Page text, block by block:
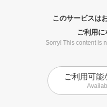
このサービスは
ご利用に
Sorry! This content is
ご利用可能